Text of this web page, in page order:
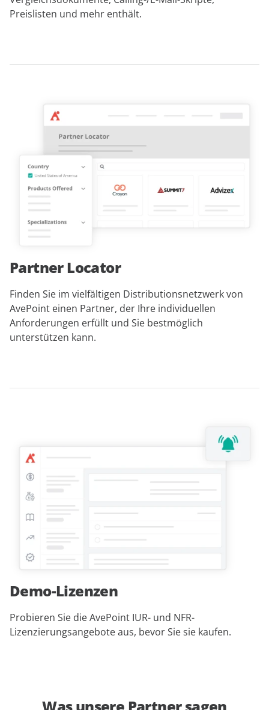
Preislisten und mehr enthält.
Partner Locator
Finden Sie im vielfältigen Distributionsnetzwerk von
AvePoint einen Partner, der Ihre individuellen
Anforderungen erfüllt und Sie bestmöglich
unterstützen kann.
Demo-Lizenzen
Probieren Sie die AvePoint IUR- und NFR-
Lizenzierungsangebote aus, bevor Sie sie kaufen.